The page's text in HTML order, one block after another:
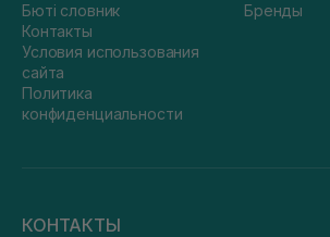
Бюті словник
Контакты
Условия использования
сайта
Политика
конфиденциальности
Бренды
КОНТАКТЫ